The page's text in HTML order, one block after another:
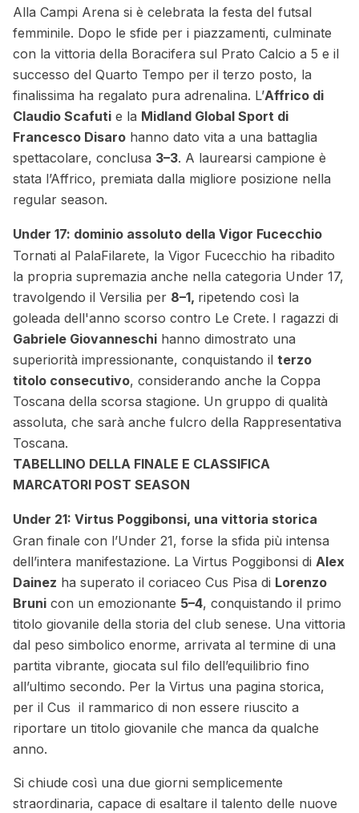
Alla Campi Arena si è celebrata la festa del futsal
femminile. Dopo le sfide per i piazzamenti, culminate
con la vittoria della Boracifera sul Prato Calcio a 5 e il
successo del Quarto Tempo per il terzo posto, la
finalissima ha regalato pura adrenalina. L’Affrico di
Claudio Scafuti e la Midland Global Sport di
Francesco Disaro hanno dato vita a una battaglia
spettacolare, conclusa 3–3. A laurearsi campione è
stata l’Affrico, premiata dalla migliore posizione nella
regular season.
Under 17: dominio assoluto della Vigor Fucecchio
Tornati al PalaFilarete, la Vigor Fucecchio ha ribadito
la propria supremazia anche nella categoria Under 17,
travolgendo il Versilia per 8–1, ripetendo così la
goleada dell'anno scorso contro Le Crete. I ragazzi di
Gabriele Giovanneschi hanno dimostrato una
superiorità impressionante, conquistando il terzo
titolo consecutivo, considerando anche la Coppa
Toscana della scorsa stagione. Un gruppo di qualità
assoluta, che sarà anche fulcro della Rappresentativa
Toscana.
TABELLINO DELLA FINALE E CLASSIFICA
MARCATORI POST SEASON
Under 21: Virtus Poggibonsi, una vittoria storica
Gran finale con l’Under 21, forse la sfida più intensa
dell’intera manifestazione. La Virtus Poggibonsi di Alex
Dainez ha superato il coriaceo Cus Pisa di Lorenzo
Bruni con un emozionante 5–4, conquistando il primo
titolo giovanile della storia del club senese. Una vittoria
dal peso simbolico enorme, arrivata al termine di una
partita vibrante, giocata sul filo dell’equilibrio fino
all’ultimo secondo. Per la Virtus una pagina storica,
per il Cus il rammarico di non essere riuscito a
riportare un titolo giovanile che manca da qualche
anno.
Si chiude così una due giorni semplicemente
straordinaria, capace di esaltare il talento delle nuove